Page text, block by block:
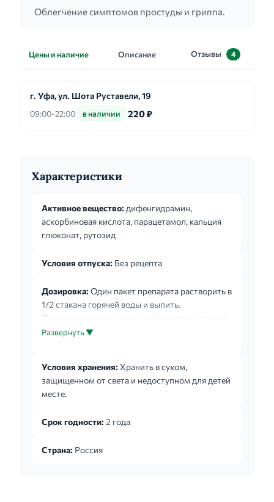
Облегчение симптомов простуды и гриппа.
Цены и наличие Описание Отзывы 4
г. Уфа, ул. Шота Руставели, 19
09:00-22:00 в наличии 220 ₽
Характеристики
Активное вещество: дифенгидрамин,
аскорбиновая кислота, парацетамол, кальция
глюконат, рутозид
Условия отпуска: Без рецепта
Дозировка: Один пакет препарата растворить в
1/2 стакана горячей воды и выпить.
Допускается незначительный осадок в стакане.
Применять свежеприготовленный раствор.
Развернуть ▼
Условия хранения: Хранить в сухом,
защищенном от света и недоступном для детей
месте.
Срок годности: 2 года
Страна: Россия